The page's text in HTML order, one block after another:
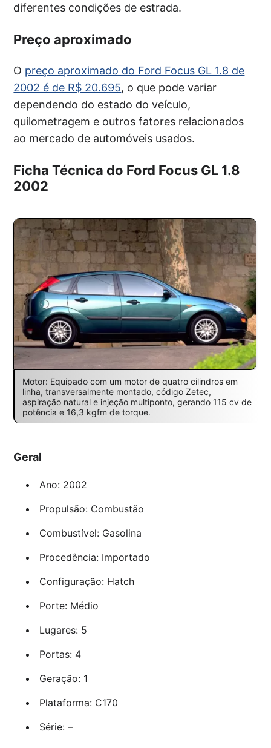
diferentes condições de estrada.
Preço aproximado
O preço aproximado do Ford Focus GL 1.8 de
2002 é de R$ 20.695, o que pode variar
dependendo do estado do veículo,
quilometragem e outros fatores relacionados
ao mercado de automóveis usados.
Ficha Técnica do Ford Focus GL 1.8
2002
Motor: Equipado com um motor de quatro cilindros em
linha, transversalmente montado, código Zetec,
aspiração natural e injeção multiponto, gerando 115 cv de
potência e 16,3 kgfm de torque.
Geral
Ano: 2002
Propulsão: Combustão
Combustível: Gasolina
Procedência: Importado
Configuração: Hatch
Porte: Médio
Lugares: 5
Portas: 4
Geração: 1
Plataforma: C170
Série: –